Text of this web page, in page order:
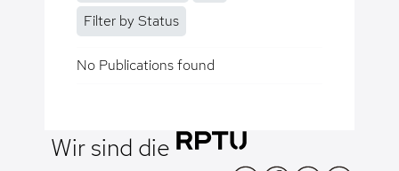
Filter by Status
No Publications found
Wir sind die